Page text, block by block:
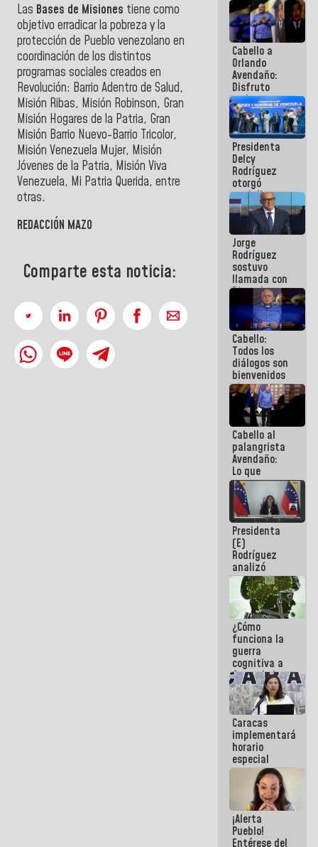
Las Bases de Misiones tiene como
objetivo erradicar la pobreza y la
protección de Pueblo venezolano en
coordinación de los distintos
programas sociales creados en
Revolución: Barrio Adentro de Salud,
Misión Ribas, Misión Robinson, Gran
Misión Hogares de la Patria, Gran
Misión Barrio Nuevo-Barrio Tricolor,
Misión Venezuela Mujer, Misión
Jóvenes de la Patria, Misión Viva
Venezuela, Mi Patria Querida, entre
otras.
REDACCIÓN MAZO
Comparte esta noticia:
Cabello a
Orlando
Avendaño:
Disfruto
cada vez
que escribes
porque lo
que haces
es
embarrarla
Presidenta
Delcy
Rodríguez
otorgó
medalla
"Héroe de
Venezuela"
a servidores
públicos
Jorge
Rodríguez
sostuvo
llamada con
Dinorah
Figuera y
acuerdan
primer
encuentro
presencial
para el
diálogo
Cabello:
Todos los
diálogos son
bienvenidos
siempre que
estén en el
marco de la
Constitución
de la
República
Cabello al
palangrista
Avendaño:
Lo que
vayas a
escribir
hazlo hoy
por que no
sabemos si
la semana
que viene
hay
programa
Presidenta
(E)
Rodríguez
analizó
junto a
gobernadores
planes de
recuperación
del Sistema
Eléctrico
Nacional
¿Cómo
funciona la
guerra
cognitiva a
favor de la
narrativa
hegemónica?
(1)
Caracas
implementará
horario
especial
para
adaptarse
al plan de
ahorro
energético
¡Alerta
Pueblo!
Entérese del